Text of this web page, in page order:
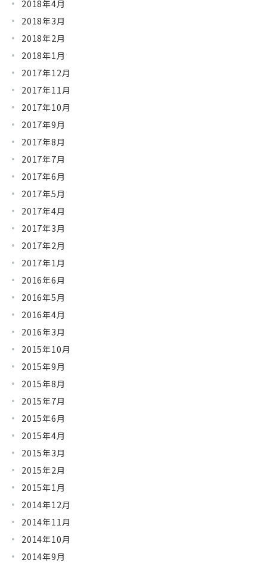
2018年4月
2018年3月
2018年2月
2018年1月
2017年12月
2017年11月
2017年10月
2017年9月
2017年8月
2017年7月
2017年6月
2017年5月
2017年4月
2017年3月
2017年2月
2017年1月
2016年6月
2016年5月
2016年4月
2016年3月
2015年10月
2015年9月
2015年8月
2015年7月
2015年6月
2015年4月
2015年3月
2015年2月
2015年1月
2014年12月
2014年11月
2014年10月
2014年9月